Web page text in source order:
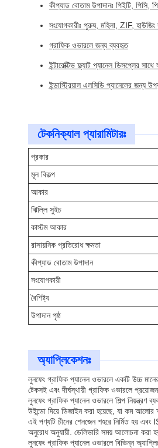
কীপ্যাড বোতাম উপাদানঃ পিইটি, পিসি,
সংযোগকারীঃ পুরুষ, মহিলা, ZIF, হাউজিং
গ্রাফিক ওভারলে জন্য ব্যবহৃত
ইন্টারেক্টিভ ফ্ল্যাট প্যানেল ডিসপ্লের সাথে
ইন্ডাস্ট্রিয়াল এলসিডি প্যানেলের জন্য
টেকনিক্যাল প্যারামিটারঃ
প্রকার
মূল বিকল্প
আকার
ঝিল্লি সুইচ
কাস্টম আকার
রাসায়নিক প্রতিরোধ ক্ষমতা
কীপ্যাড বোতাম উপাদান
সংযোগকারী
বৈশিষ্ট্য
উপাদান পৃষ্ঠ
অ্যাপ্লিকেশনঃ
লুনফেং গ্রাফিক প্যানেল ওভারলে একটি উচ্চ
টেকসই এবং দীর্ঘস্থায়ী গ্রাফিক ওভারলে
লুনফেং গ্রাফিক প্যানেল ওভারলে শিল্প নিয়ন্ত্রণ
উইন্ডো দিয়ে ডিজাইন করা হয়েছে, যা কম
এই পণ্যটি চীনের শেনজেন শহরে নির্মিত হয়
অনুরোধ অনুযায়ী. ডেলিভারি সময় আলোচনা করা
লুনফেং গ্রাফিক প্যানেল ওভারলে বিভিন্ন